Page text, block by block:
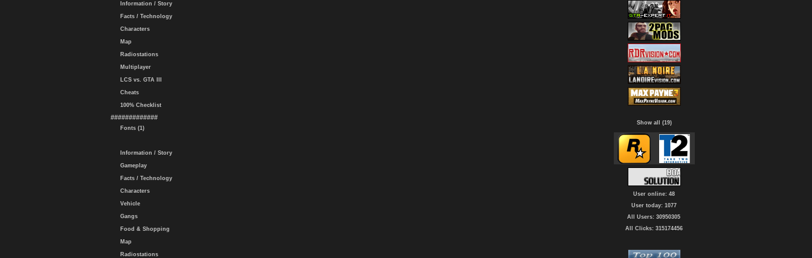
Information / Story
Facts / Technology
Characters
Map
Radiostations
Multiplayer
LCS vs. GTA III
Cheats
100% Checklist
#############
Fonts (1)
Information / Story
Gameplay
Facts / Technology
Characters
Vehicle
Gangs
Food & Shopping
Map
Radiostations
Show all (19)
User online: 48
User today: 1077
All Users: 30950305
All Clicks: 315174456